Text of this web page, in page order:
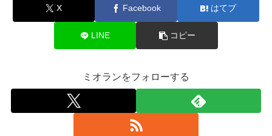
X Facebook はてブ
LINE コピー
ミオランをフォローする